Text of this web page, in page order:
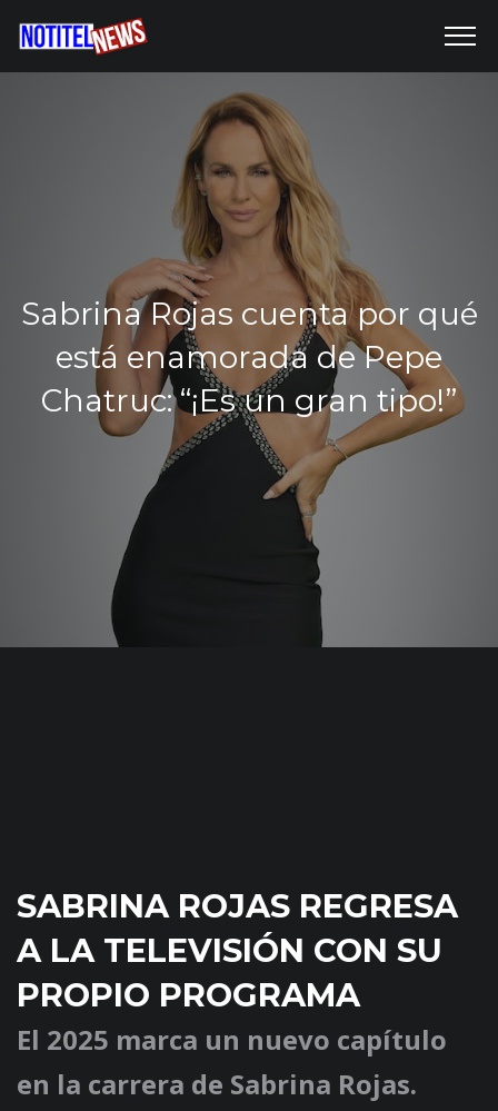
Sabrina Rojas cuenta por qué
está enamorada de Pepe
Chatruc: “¡Es un gran tipo!”
SABRINA ROJAS REGRESA
A LA TELEVISIÓN CON SU
PROPIO PROGRAMA
El 2025 marca un nuevo capítulo
en la carrera de Sabrina Rojas.